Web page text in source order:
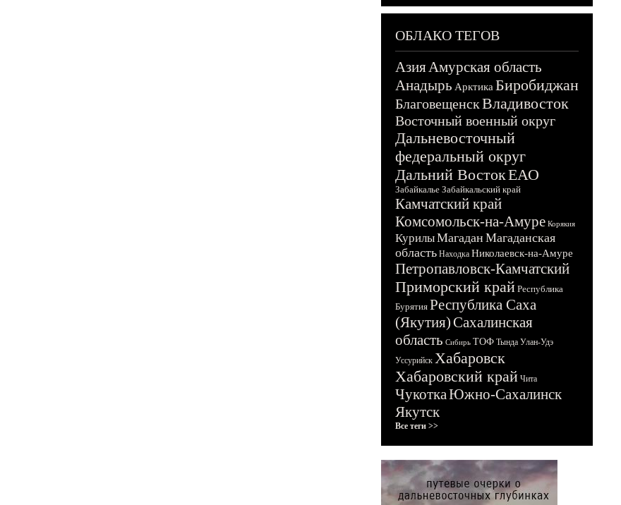
ОБЛАКО ТЕГОВ
АзияАмурская область
Анадырь Арктика Биробиджан
БлаговещенскВладивосток
Восточный военный округ
Дальневосточный
федеральный округ
Дальний ВостокЕАО
Забайкалье Забайкальский край
Камчатский край
Комсомольск-на-Амуре Корякия
КурилыМагадан Магаданская
область Находка Николаевск-на-Амуре
Петропавловск-Камчатский
Приморский край Республика
Бурятия Республика Саха
(Якутия)Сахалинская
область Сибирь ТОФ Тында Улан-Удэ
Уссурийск Хабаровск
Хабаровский край Чита
ЧукоткаЮжно-Сахалинск
Якутск
Все теги >>